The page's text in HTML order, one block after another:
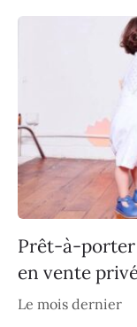
Prêt-à-
en vente
Le mois dernier